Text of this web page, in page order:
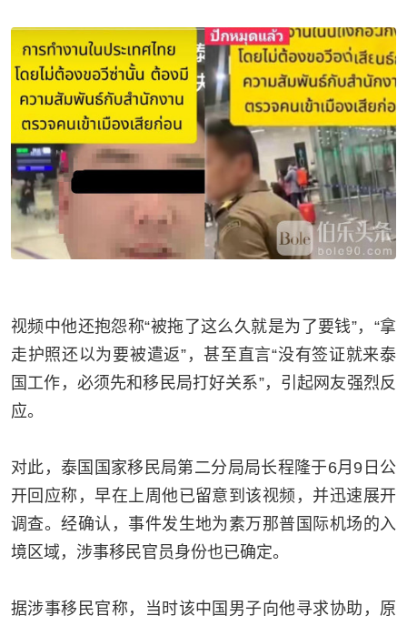
视频中他还抱怨称“被拖了这么久就是为了要钱”， “拿
走护照还以为要被遣返”，甚至直言“没有签证就来泰
国工作，必须先和移民局打好关系”，引起网友强烈反
应。
对此，泰国国家移民局第二分局局长程隆于6月9 日公
开回应称，早在上周他已留意到该视频，并迅速展开
调查。经确认，事件发生地为素万那普国际机场的入
境区域，涉事移民官员身份也已确定。
据涉事移民官称，当时该中国男子向他寻求协助，原